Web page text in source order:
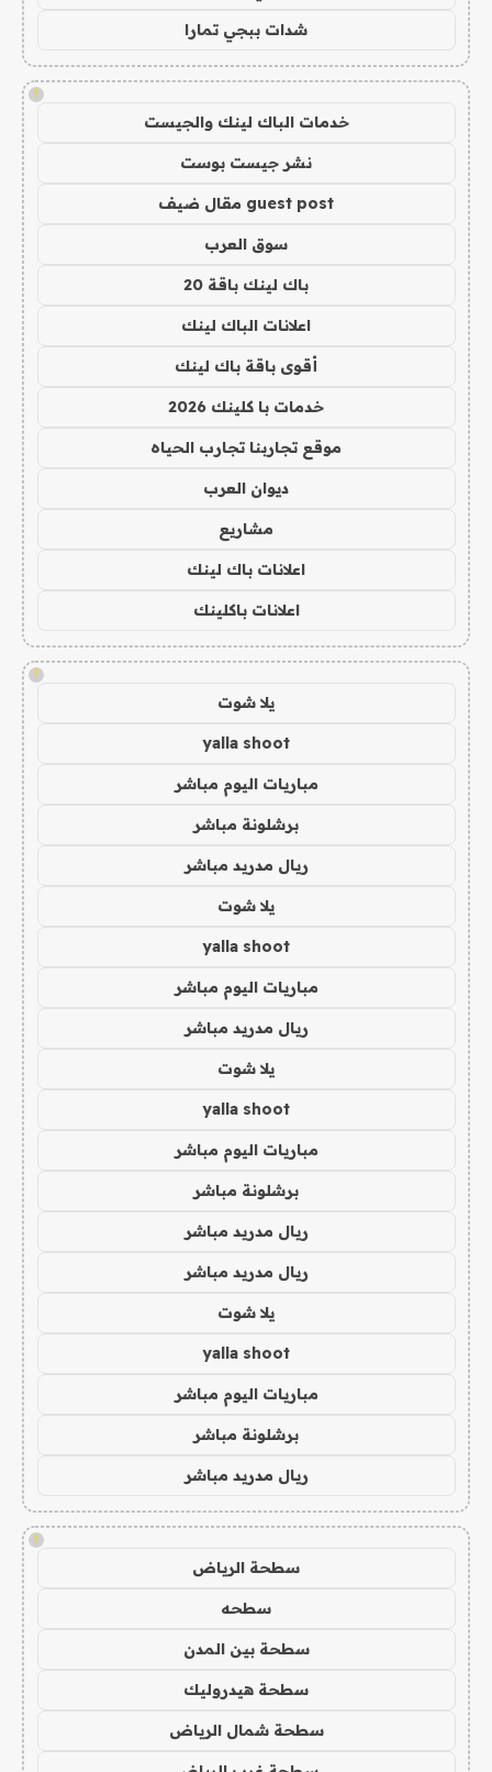
شدات ببجي تمارا
!
خدمات الباك لينك والجيست
نشر جيست بوست
guest post مقال ضيف
سوق العرب
باك لينك باقة 20
اعلانات الباك لينك
أقوى باقة باك لينك
خدمات با كلينك 2026
موقع تجاربنا تجارب الحياه
ديوان العرب
مشاريع
اعلانات باك لينك
اعلانات باكلينك
!
يلا شوت
yalla shoot
مباريات اليوم مباشر
برشلونة مباشر
ريال مدريد مباشر
يلا شوت
yalla shoot
مباريات اليوم مباشر
ريال مدريد مباشر
يلا شوت
yalla shoot
مباريات اليوم مباشر
برشلونة مباشر
ريال مدريد مباشر
ريال مدريد مباشر
يلا شوت
yalla shoot
مباريات اليوم مباشر
برشلونة مباشر
ريال مدريد مباشر
!
سطحة الرياض
سطحه
سطحة بين المدن
سطحة هيدروليك
سطحة شمال الرياض